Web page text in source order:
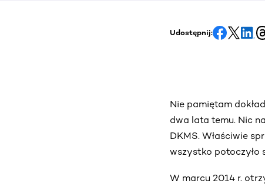
Udostępnij:
Nie pamiętam
dwa lata temu. Nic
DKMS. Właściwie
wszystko potoczyło
W marcu 2014 r.